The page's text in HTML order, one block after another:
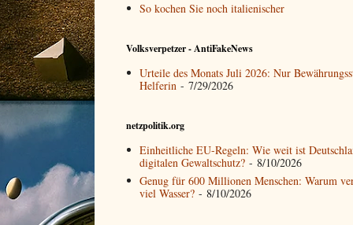
So kochen Sie noch italienischer
Volksverpetzer - AntiFakeNews
Urteile des Monats Juli 2026: Nur
Helferin - 7/29/2026
netzpolitik.org
Einheitliche EU-Regeln: Wie weit ist
digitalen Gewaltschutz? - 8/10/2026
Genug für 600 Millionen Menschen: Warum
viel Wasser? - 8/10/2026